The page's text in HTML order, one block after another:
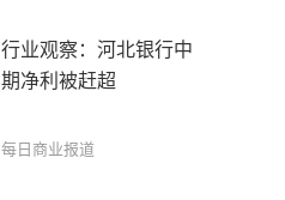
行业观察：河北银行中
期净利被赶超
每日商业报道